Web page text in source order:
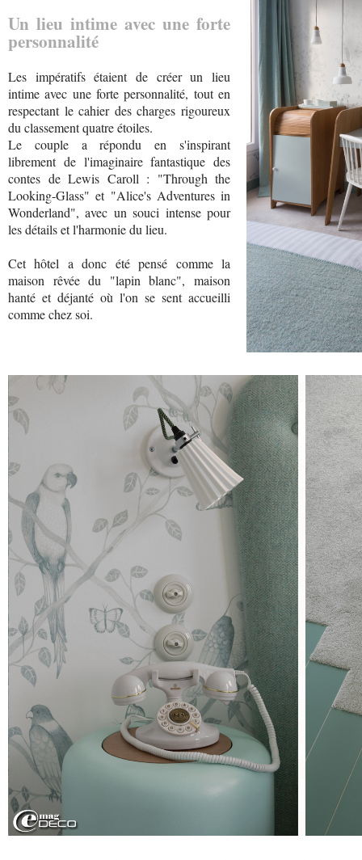
Un lieu intime avec une forte
personnalité
Les impératifs étaient de créer un lieu
intime avec une forte personnalité, tout en
respectant le cahier des charges rigoureux
du classement quatre étoiles.
Le couple a répondu en s'inspirant
librement de l'imaginaire fantastique des
contes de Lewis Caroll : "Through the
Looking-Glass" et "Alice's Adventures in
Wonderland", avec un souci intense pour
les détails et l'harmonie du lieu.
Cet hôtel a donc été pensé comme la
maison rêvée du "lapin blanc", maison
hanté et déjanté où l'on se sent accueilli
comme chez soi.